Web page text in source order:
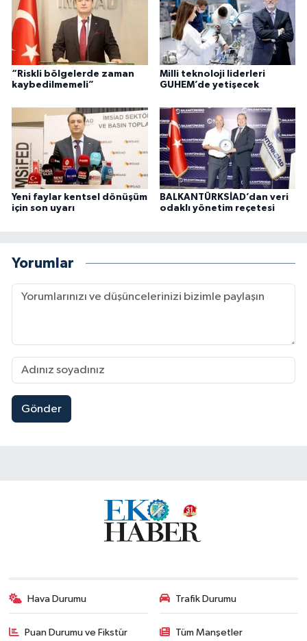
“Riskli bölgelerde zaman
kaybedilmemeli”
Milli teknoloji liderleri
GUHEM’de yetişecek
Yeni faylar kentsel dönüşüm
için son uyarı
BALKANTÜRKSİAD’dan veri
odaklı yönetim reçetesi
Yorumlar
Gönder
Hava Durumu Trafik Durumu
Puan Durumu ve Fikstür Tüm Manşetler